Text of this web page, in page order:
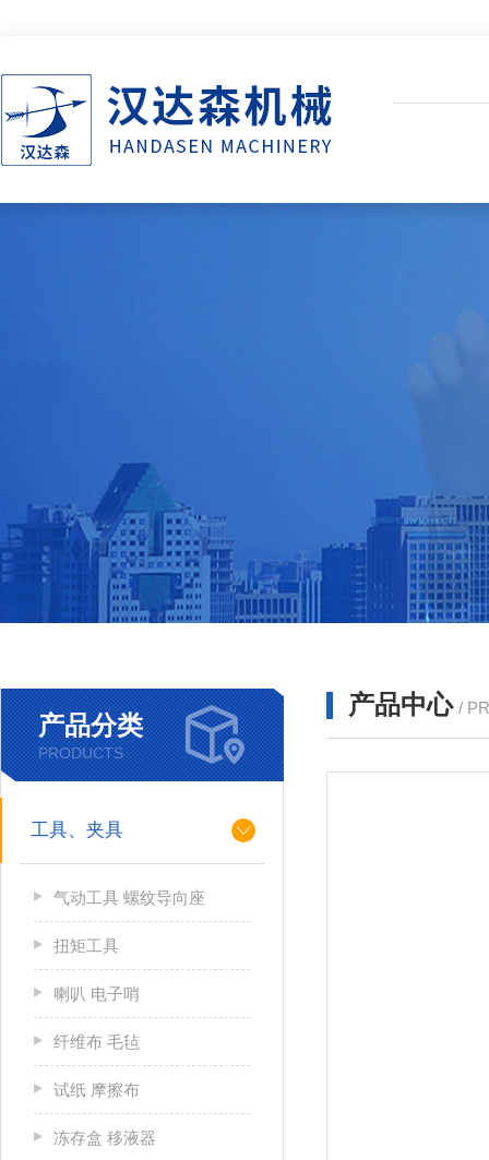
产品分类
PRODUCTS
工具、夹具
气动工具 螺纹导向座
扭矩工具
喇叭 电子哨
纤维布 毛毡
试纸 摩擦布
冻存盒 移液器
产品中心 /